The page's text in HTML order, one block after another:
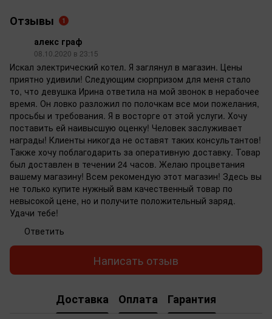
Отзывы 1
алекс граф
08.10.2020 в 23:15
Искал электрический котел. Я заглянул в магазин. Цены
приятно удивили! Следующим сюрпризом для меня стало
то, что девушка Ирина ответила на мой звонок в нерабочее
время. Он ловко разложил по полочкам все мои пожелания,
просьбы и требования. Я в восторге от этой услуги. Хочу
поставить ей наивысшую оценку! Человек заслуживает
награды! Клиенты никогда не оставят таких консультантов!
Также хочу поблагодарить за оперативную доставку. Товар
был доставлен в течении 24 часов. Желаю процветания
вашему магазину! Всем рекомендую этот магазин! Здесь вы
не только купите нужный вам качественный товар по
невысокой цене, но и получите положительный заряд.
Удачи тебе!
Ответить
Написать отзыв
Доставка Оплата Гарантия